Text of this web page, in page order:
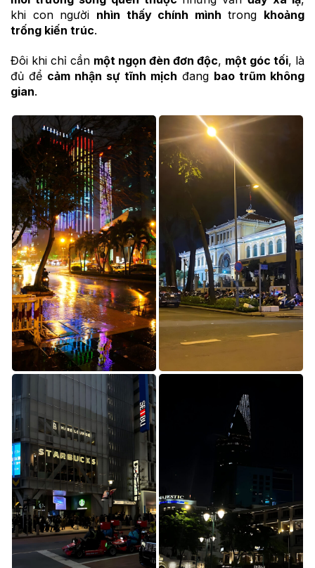
khi con người nhìn thấy chính mình trong khoảng
trống kiến trúc.
Đôi khi chỉ cần một ngọn đèn đơn độc, một góc tối, là
đủ để cảm nhận sự tĩnh mịch đang bao trũm không
gian.